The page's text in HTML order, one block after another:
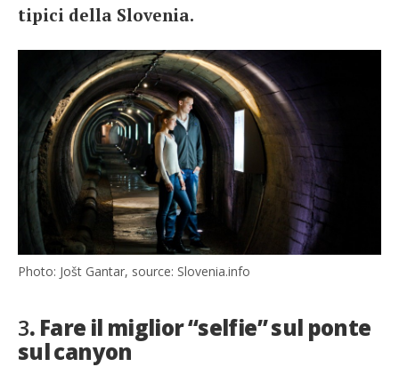
tipici della Slovenia.
Photo: Jošt Gantar, source: Slovenia.info
3. Fare il miglior “selfie” sul ponte
sul canyon